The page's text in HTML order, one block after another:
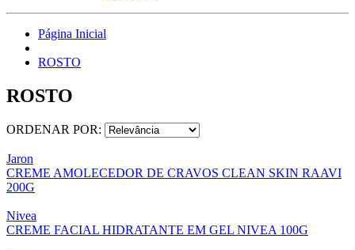
Página Inicial
ROSTO
ROSTO
ORDENAR POR:
Jaron
CREME AMOLECEDOR DE CRAVOS CLEAN SKIN RAAVI
200G
Nivea
CREME FACIAL HIDRATANTE EM GEL NIVEA 100G